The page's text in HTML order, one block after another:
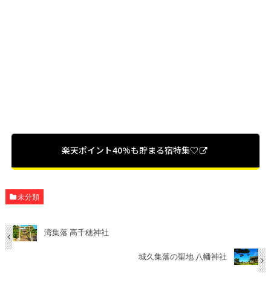
楽天ポイント40%も貯まる宿特集♡
未分類
湾集落 高千穂神社
城久集落の聖地 八幡神社